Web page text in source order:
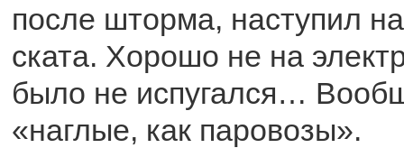
после шторма, наступил
ската. Хорошо не на
было не испугался…
«наглые, как паровозы».